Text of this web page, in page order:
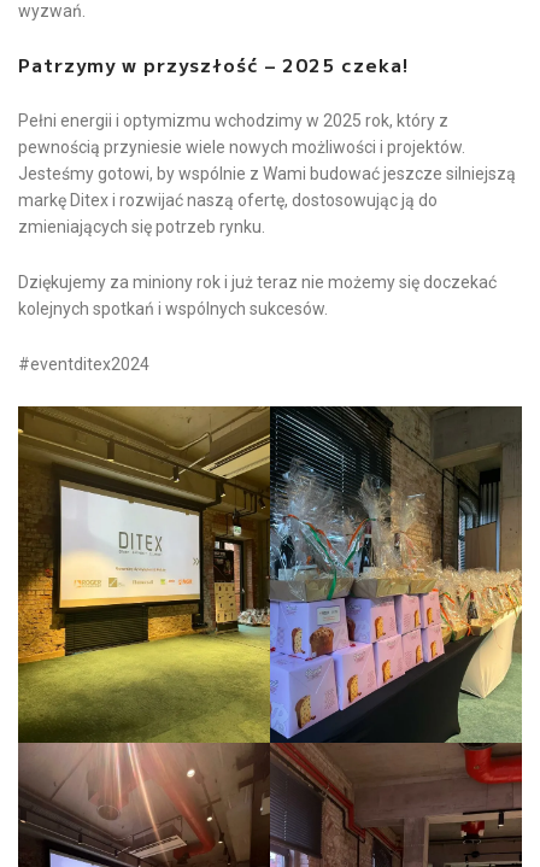
wyzwań.
Patrzymy w przyszłość – 2025 czeka!
Pełni energii i optymizmu wchodzimy w 2025 rok, który z
pewnością przyniesie wiele nowych możliwości i projektów.
Jesteśmy gotowi, by wspólnie z Wami budować jeszcze silniejszą
markę Ditex i rozwijać naszą ofertę, dostosowując ją do
zmieniających się potrzeb rynku.
Dziękujemy za miniony rok i już teraz nie możemy się doczekać
kolejnych spotkań i wspólnych sukcesów.
#eventditex2024